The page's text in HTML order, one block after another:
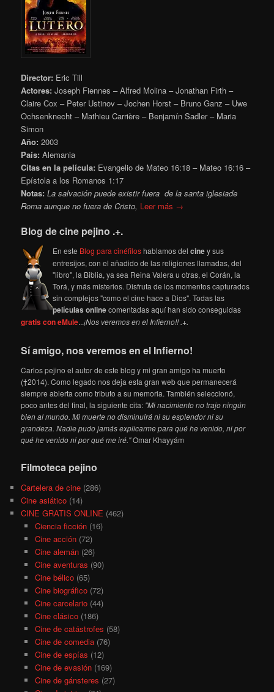
Director: Eric Till
Actores: Joseph Fiennes – Alfred Molina – Jonathan Firth –
Claire Cox – Peter Ustinov – Jochen Horst – Bruno Ganz – Uwe
Ochsenknecht – Mathieu Carrière – Benjamín Sadler – Maria
Simon
Año: 2003
País: Alemania
Citas en la película: Evangelio de Mateo 16:18 – Mateo 16:16 –
Epístola a los Romanos 1:17
Notas:La salvación puede existir fuera de la santa iglesiade
Roma aunque no fuera de Cristo, Leer más →
Blog de cine pejino .+.
En este Blog para cinéfiloshablamos delciney sus
entresijos, con el añadido de las religiones llamadas, del
"libro", la Biblia, ya sea Reina Valera u otras, el Corán, la
Torá, y más misterios. Disfruta de los momentos capturados
sin complejos "como el cine hace a Dios". Todas las
películas onlinecomentadas aquí han sido conseguidas
gratis con eMule...¡Nos veremos en el Infierno!! .+.
Sí amigo, nos veremos en el Infierno!
Carlos pejino el autor de este blog y mi gran amigo ha muerto
(†2014). Como legado nos deja esta gran web que permanecerá
siempre abierta como tributo a su memoria. También seleccionó,
poco antes del final, la siguiente cita: "Mi nacimiento no trajo ningún
bien al mundo. Mi muerte no disminuirá ni su esplendor ni su
grandeza. Nadie pudo jamás explicarme para qué he venido, ni por
qué he venido ni por qué me iré."Omar Khayyám
Filmoteca pejino
Cartelera de cine (286)
Cine asiático (14)
CINE GRATIS ONLINE (462)
Ciencia ficción(16)
Cine acción(72)
Cine alemán(26)
Cine aventuras (90)
Cine bélico(65)
Cine biográfico(72)
Cine carcelario(44)
Cine clásico(186)
Cine de catástrofes (58)
Cine de comedia(76)
Cine de espías (12)
Cine de evasión(169)
Cine de gánsteres (27)